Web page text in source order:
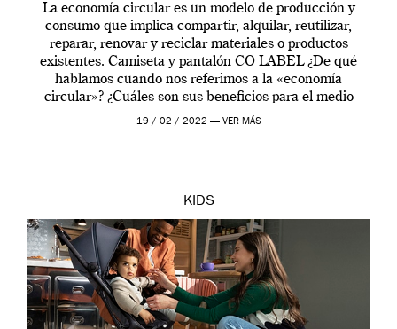
La economía circular es un modelo de producción y
consumo que implica compartir, alquilar, reutilizar,
reparar, renovar y reciclar materiales o productos
existentes. Camiseta y pantalón CO LABEL ¿De qué
hablamos cuando nos referimos a la «economía
circular»? ¿Cuáles son sus beneficios para el medio
ambiente, el crecimiento y los ciudadanos? La Unión
19 / 02 / 2022 — VER MÁS
KIDS